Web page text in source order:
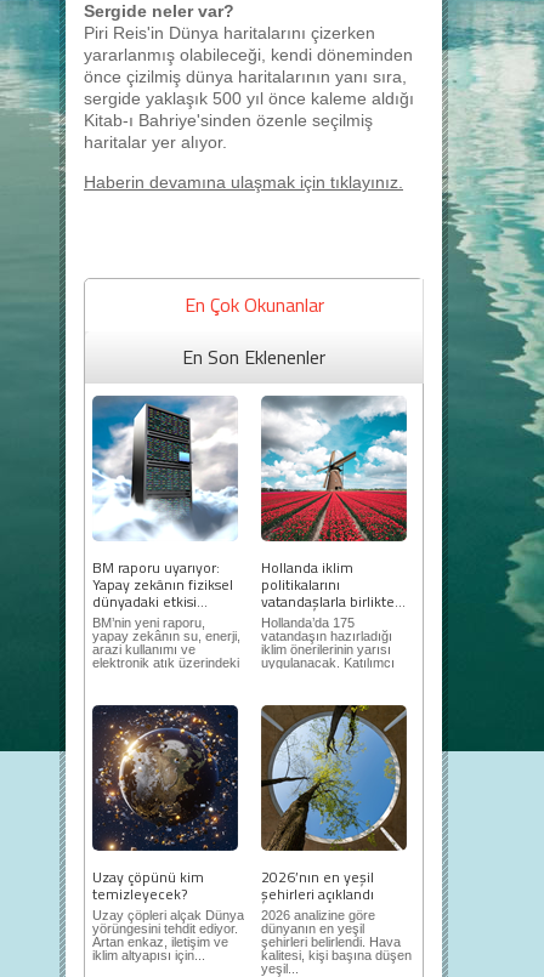
Sergide neler var?
Piri Reis'in Dünya haritalarını çizerken
yararlanmış olabileceği, kendi döneminden
önce çizilmiş dünya haritalarının yanı sıra,
sergide yaklaşık 500 yıl önce kaleme aldığı
Kitab-ı Bahriye'sinden özenle seçilmiş
haritalar yer alıyor.
Haberin devamına ulaşmak için tıklayınız.
En Çok Okunanlar
En Son Eklenenler
BM raporu uyarıyor:
Yapay zekânın fiziksel
dünyadaki etkisi...
BM’nin yeni raporu,
yapay zekânın su, enerji,
arazi kullanımı ve
elektronik atık üzerindeki
Hollanda iklim
politikalarını
vatandaşlarla birlikte...
Hollanda’da 175
vatandaşın hazırladığı
iklim önerilerinin yarısı
uygulanacak. Katılımcı
Uzay çöpünü kim
temizleyecek?
Uzay çöpleri alçak Dünya
yörüngesini tehdit ediyor.
Artan enkaz, iletişim ve
iklim altyapısı için...
2026’nın en yeşil
şehirleri açıklandı
2026 analizine göre
dünyanın en yeşil
şehirleri belirlendi. Hava
kalitesi, kişi başına düşen
yeşil...